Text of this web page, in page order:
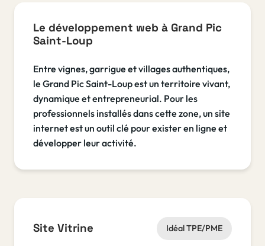
Le développement web à Grand Pic
Saint-Loup
Entre vignes, garrigue et villages authentiques,
le Grand Pic Saint-Loup est un territoire vivant,
dynamique et entrepreneurial. Pour les
professionnels installés dans cette zone, un site
internet est un outil clé pour exister en ligne et
développer leur activité.
Site Vitrine Idéal TPE/PME